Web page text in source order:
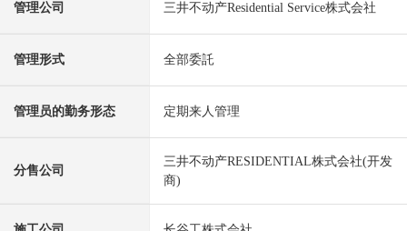
管理公司 三井不动产Residential Service株式会社
管理形式 全部委託
管理员的勤务形态 定期来人管理
分售公司
三井不动产RESIDENTIAL株式会社(开发
商)